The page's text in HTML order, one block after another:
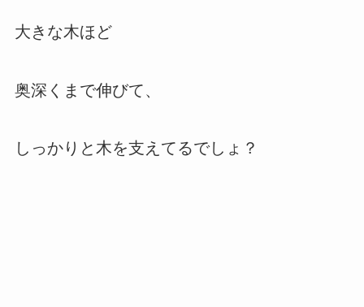
大きな木ほど
奥深くまで伸びて、
しっかりと木を支えてるでしょ？